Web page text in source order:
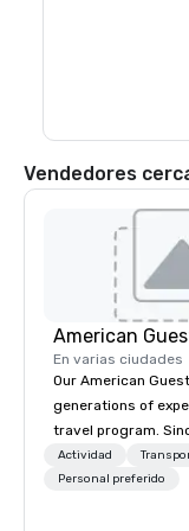
Vendedores
American
En varias ciudades
Our American
generations of
travel program.
mission has been
imagination of
Actividad
Personal preferido